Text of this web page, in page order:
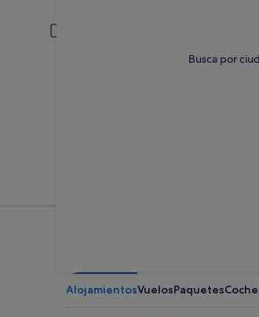
Busca por
Conductor menor de 30 años o mayor
Es posible que los conductores jóvenes o los
AlojamientosVuelosPaquetes